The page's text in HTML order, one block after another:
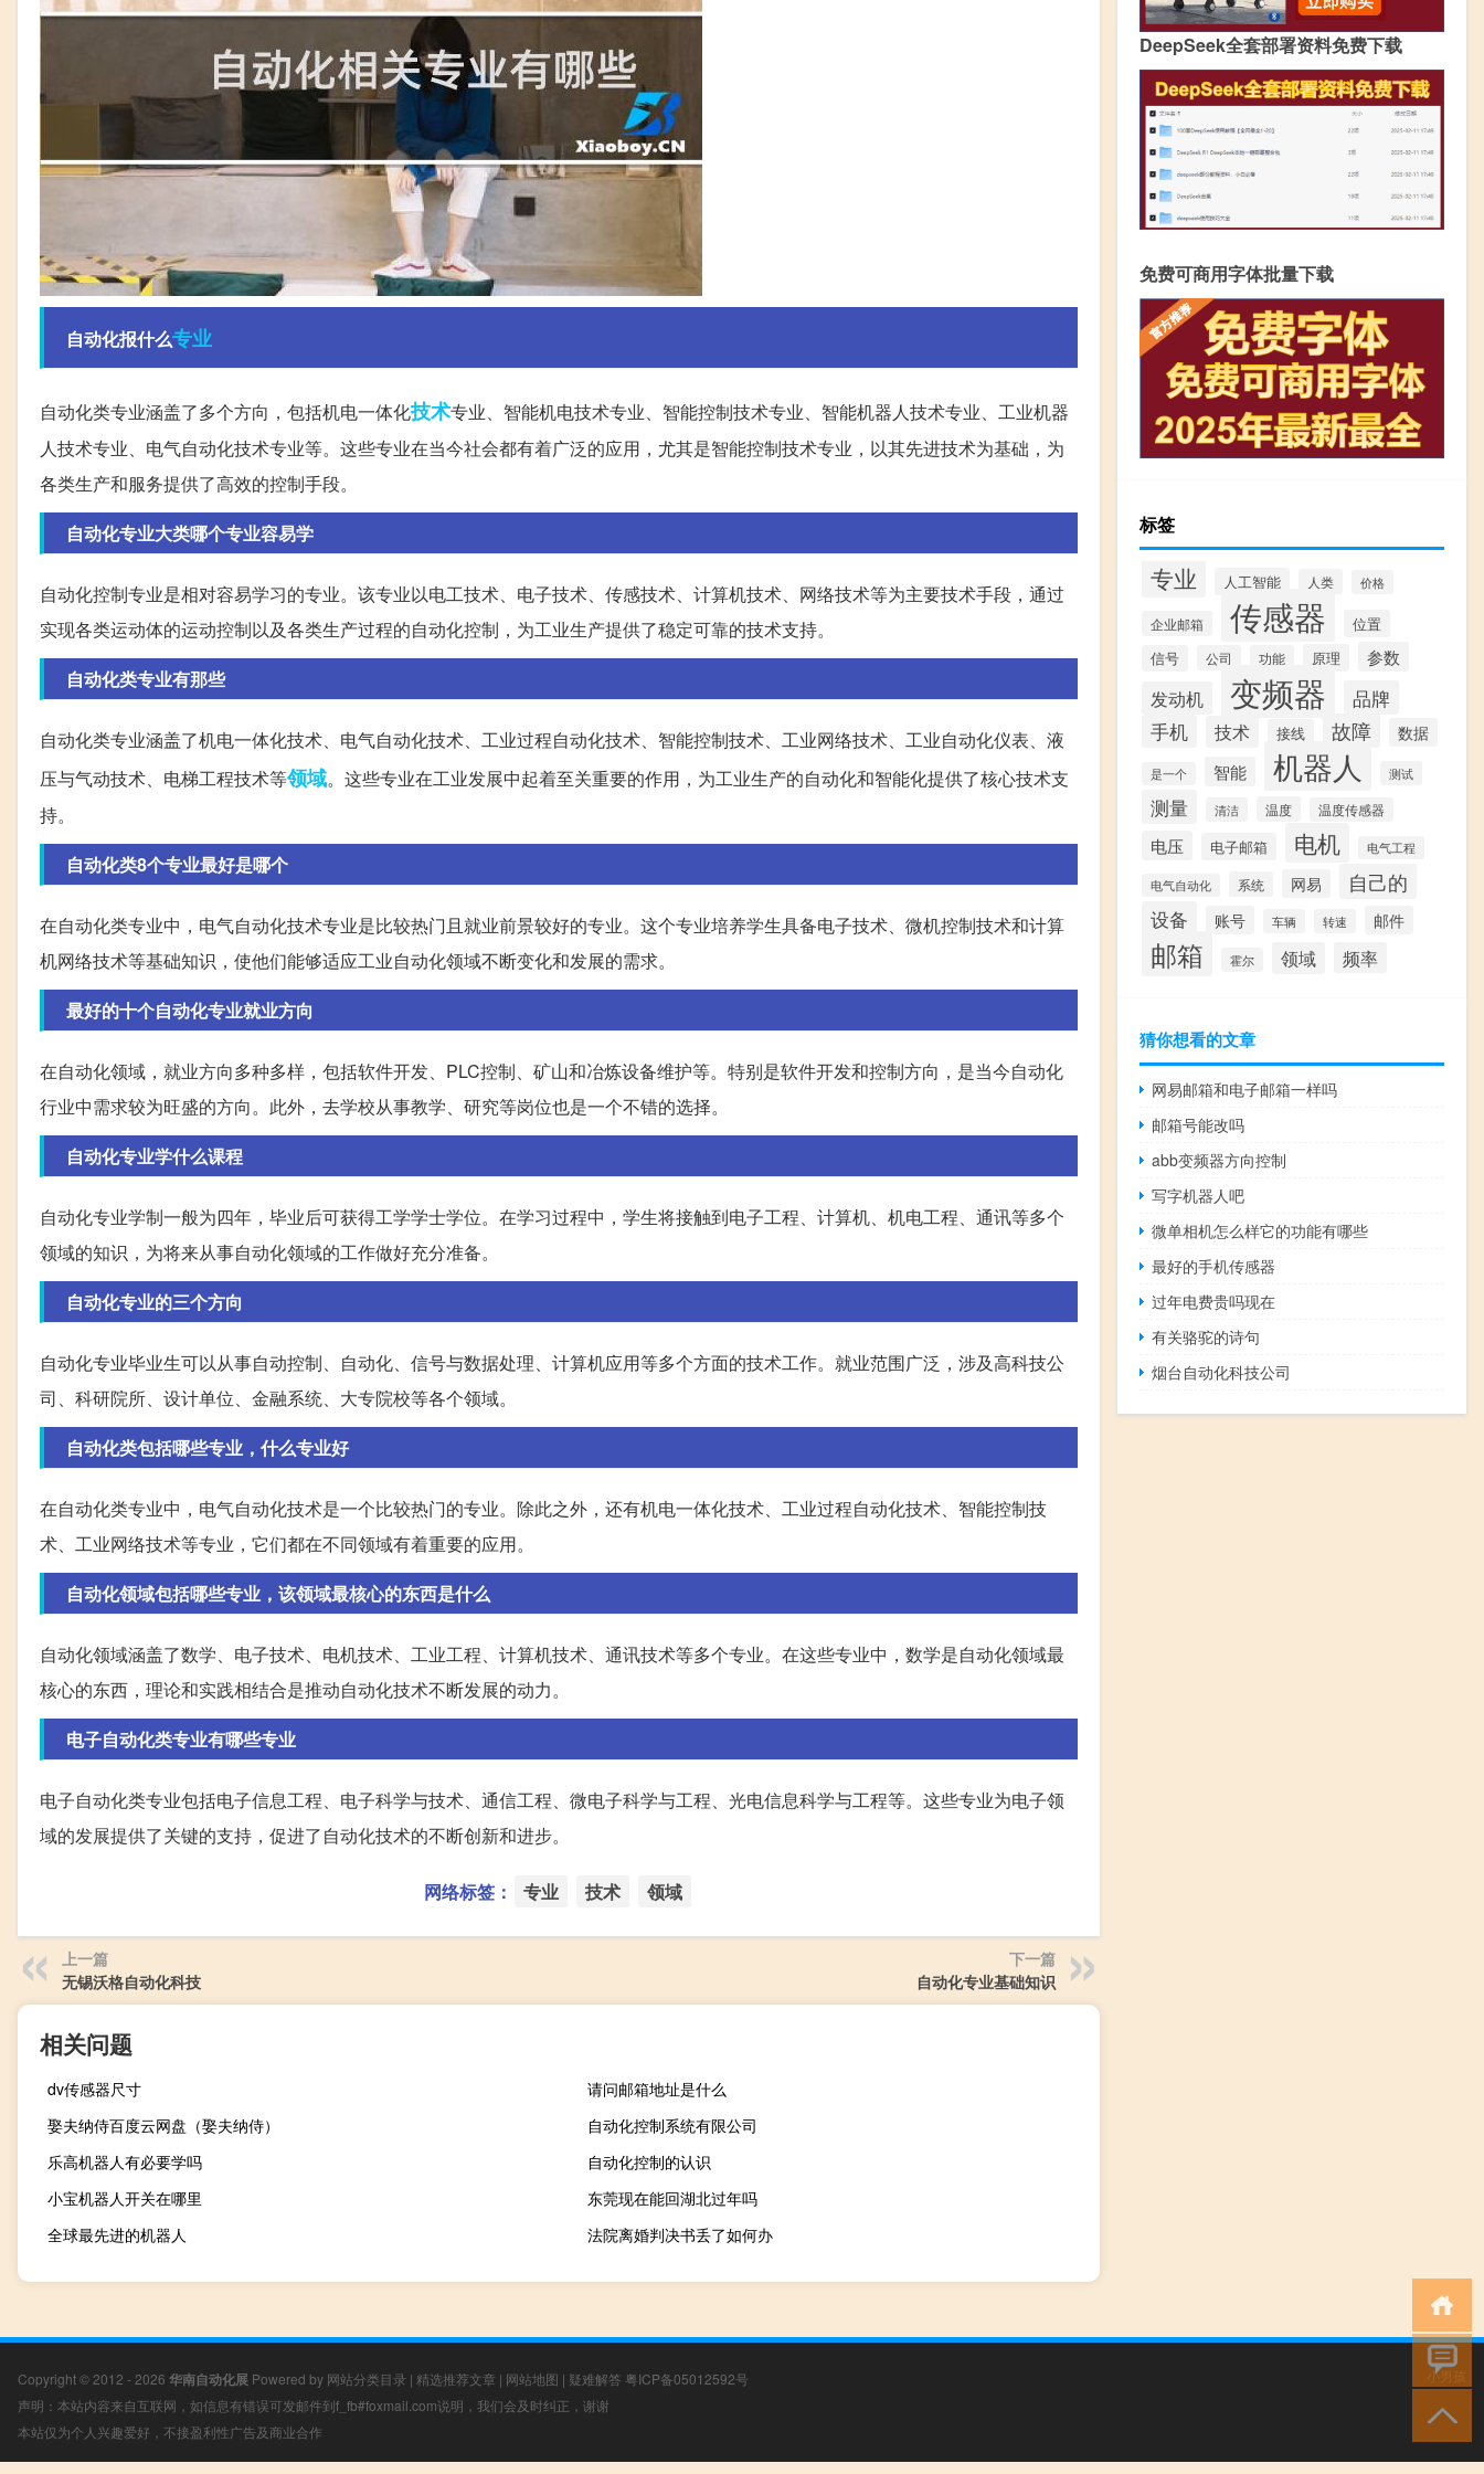
自动化报什么专业
自动化类专业涵盖了多个方向，包括机电一体化技术专业、智能机电技术专业、智能控制技术专业、智能机器人技术专业、工业机器
人技术专业、电气自动化技术专业等。这些专业在当今社会都有着广泛的应用，尤其是智能控制技术专业，以其先进技术为基础，为
各类生产和服务提供了高效的控制手段。
自动化专业大类哪个专业容易学
自动化控制专业是相对容易学习的专业。该专业以电工技术、电子技术、传感技术、计算机技术、网络技术等为主要技术手段，通过
实现各类运动体的运动控制以及各类生产过程的自动化控制，为工业生产提供了稳定可靠的技术支持。
自动化类专业有那些
自动化类专业涵盖了机电一体化技术、电气自动化技术、工业过程自动化技术、智能控制技术、工业网络技术、工业自动化仪表、液
压与气动技术、电梯工程技术等领域。这些专业在工业发展中起着至关重要的作用，为工业生产的自动化和智能化提供了核心技术支
持。
自动化类8个专业最好是哪个
在自动化类专业中，电气自动化技术专业是比较热门且就业前景较好的专业。这个专业培养学生具备电子技术、微机控制技术和计算
机网络技术等基础知识，使他们能够适应工业自动化领域不断变化和发展的需求。
最好的十个自动化专业就业方向
在自动化领域，就业方向多种多样，包括软件开发、PLC控制、矿山和冶炼设备维护等。特别是软件开发和控制方向，是当今自动化
行业中需求较为旺盛的方向。此外，去学校从事教学、研究等岗位也是一个不错的选择。
自动化专业学什么课程
自动化专业学制一般为四年，毕业后可获得工学学士学位。在学习过程中，学生将接触到电子工程、计算机、机电工程、通讯等多个
领域的知识，为将来从事自动化领域的工作做好充分准备。
自动化专业的三个方向
自动化专业毕业生可以从事自动控制、自动化、信号与数据处理、计算机应用等多个方面的技术工作。就业范围广泛，涉及高科技公
司、科研院所、设计单位、金融系统、大专院校等各个领域。
自动化类包括哪些专业，什么专业好
在自动化类专业中，电气自动化技术是一个比较热门的专业。除此之外，还有机电一体化技术、工业过程自动化技术、智能控制技
术、工业网络技术等专业，它们都在不同领域有着重要的应用。
自动化领域包括哪些专业，该领域最核心的东西是什么
自动化领域涵盖了数学、电子技术、电机技术、工业工程、计算机技术、通讯技术等多个专业。在这些专业中，数学是自动化领域最
核心的东西，理论和实践相结合是推动自动化技术不断发展的动力。
电子自动化类专业有哪些专业
电子自动化类专业包括电子信息工程、电子科学与技术、通信工程、微电子科学与工程、光电信息科学与工程等。这些专业为电子领
域的发展提供了关键的支持，促进了自动化技术的不断创新和进步。
网络标签： 专业 技术 领域
上一篇
无锡沃格自动化科技
下一篇
自动化专业基础知识
相关问题
dv传感器尺寸
请问邮箱地址是什么
娶夫纳侍百度云网盘（娶夫纳侍）
自动化控制系统有限公司
乐高机器人有必要学吗
自动化控制的认识
小宝机器人开关在哪里
东莞现在能回湖北过年吗
全球最先进的机器人
法院离婚判决书丢了如何办
DeepSeek全套部署资料免费下载
免费可商用字体批量下载
标签
专业 人工智能 人类 价格
企业邮箱 传感器 位置
信号 公司 功能 原理 参数
发动机 变频器 品牌
手机 技术 接线 故障 数据
是一个 智能 机器人 测试
测量 清洁 温度 温度传感器
电压 电子邮箱 电机 电气工程
电气自动化 系统 网易 自己的
设备 账号 车辆 转速 邮件
邮箱 霍尔 领域 频率
猜你想看的文章
网易邮箱和电子邮箱一样吗
邮箱号能改吗
abb变频器方向控制
写字机器人吧
微单相机怎么样它的功能有哪些
最好的手机传感器
过年电费贵吗现在
有关骆驼的诗句
烟台自动化科技公司
Copyright © 2012 - 2026 华南自动化展 Powered by 网站分类目录 | 精选推荐文章 | 网站地图 | 疑难解答 粤ICP备05012592号
声明：本站内容来自互联网，如信息有错误可发邮件到f_fb#foxmail.com说明，我们会及时纠正，谢谢
本站仅为个人兴趣爱好，不接盈利性广告及商业合作
小男孩